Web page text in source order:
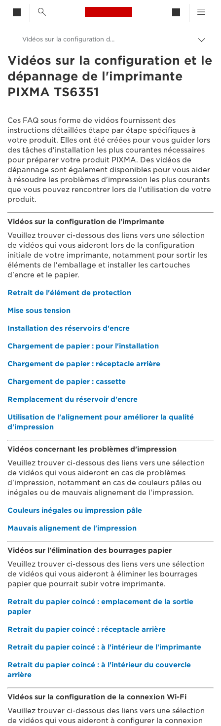
Canon Logo, back to
entre
les
Canon
Assistance produits clients
Vidéos sur la configuration de l'imprimante PIXMA TS6351
Vidéos sur la configuration et le
dépannage de l'imprimante
PIXMA TS6351
Ces FAQ sous forme de vidéos fournissent des
instructions détaillées étape par étape spécifiques à
votre produit. Elles ont été créées pour vous guider lors
des tâches d'installation les plus courantes nécessaires
pour préparer votre produit PIXMA. Des vidéos de
dépannage sont également disponibles pour vous aider
à résoudre les problèmes d'impression les plus courants
que vous pouvez rencontrer lors de l'utilisation de votre
produit.
Vidéos sur la configuration de l'imprimante
Veuillez trouver ci-dessous des liens vers une sélection
de vidéos qui vous aideront lors de la configuration
initiale de votre imprimante, notamment pour sortir les
éléments de l'emballage et installer les cartouches
d'encre et le papier.
Retrait de l'élément de protection
Mise sous tension
Installation des réservoirs d'encre
Chargement de papier : pour l'installation
Chargement de papier : réceptacle arrière
Chargement de papier : cassette
Remplacement du réservoir d'encre
Utilisation de l'alignement pour améliorer la qualité
d'impression
Vidéos concernant les problèmes d'impression
Veuillez trouver ci-dessous des liens vers une sélection
de vidéos qui vous aideront en cas de problèmes
d'impression, notamment en cas de couleurs pâles ou
inégales ou de mauvais alignement de l'impression.
Couleurs inégales ou impression pâle
Mauvais alignement de l'impression
Vidéos sur l'élimination des bourrages papier
Veuillez trouver ci-dessous des liens vers une sélection
de vidéos qui vous aideront à éliminer les bourrages
papier que pourrait subir votre imprimante.
Retrait du papier coincé : emplacement de la sortie
papier
Retrait du papier coincé : réceptacle arrière
Retrait du papier coincé : à l'intérieur de l'imprimante
Retrait du papier coincé : à l'intérieur du couvercle
arrière
Vidéos sur la configuration de la connexion Wi-Fi
Veuillez trouver ci-dessous des liens vers une sélection
de vidéos qui vous aideront à configurer la connexion